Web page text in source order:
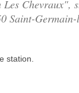
Les Chevraux",
Saint-
station.
Disponible